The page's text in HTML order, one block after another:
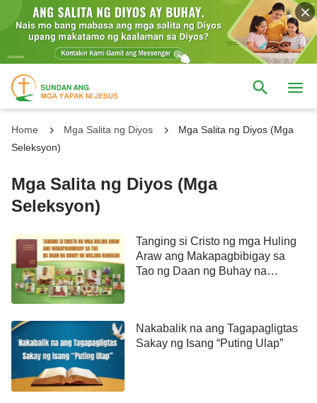
Home Mga Salita ng Diyos
Mga Salita ng Diyos (Mga
Seleksyon)
Mga Salita ng Diyos (Mga
Seleksyon)
Tanging si Cristo ng mga Huling
Araw ang Makapagbibigay sa
Tao ng Daan ng Buhay na
Nakabalik na ang Tagapagligtas
Sakay ng Isang “Puting Ulap”